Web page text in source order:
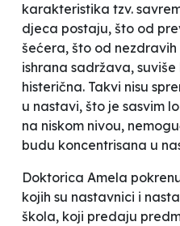
karakteristika tzv.
djeca postaju, što od
šećera, što od
ishrana sadržava,
histerična. Takvi nisu
u nastavi, što je sasvim
na niskom nivou,
budu koncentrisana u
Doktorica Amela
kojih su nastavnici i
škola, koji predaju